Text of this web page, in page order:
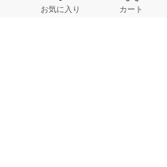
お気に入り カート